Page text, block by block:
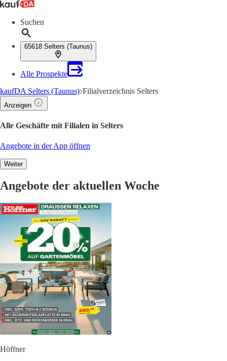
Suchen
65618 Selters (Taunus)
Alle Prospekte
kaufDA Selters (Taunus) Filialverzeichnis Selters
Anzeigen
Alle Geschäfte mit Filialen in Selters
Angebote in der App öffnen
Weiter
Angebote der aktuellen Woche
Höffner